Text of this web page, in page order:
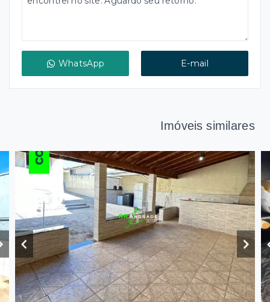
WhatsApp E-mail
Imóveis similares